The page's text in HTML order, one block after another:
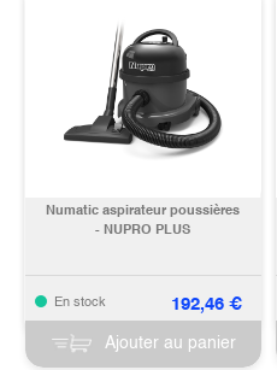
Numatic aspirateur poussières
- NUPRO PLUS
En stock 192,46€
Ajouter au panier